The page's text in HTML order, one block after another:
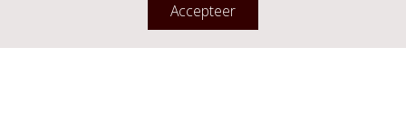
Accepteer